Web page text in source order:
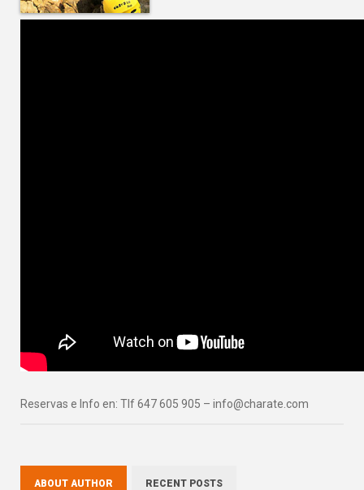
Reservas e Info en: Tlf 647 605 905 – info@charate.com
ABOUT AUTHOR RECENT POSTS